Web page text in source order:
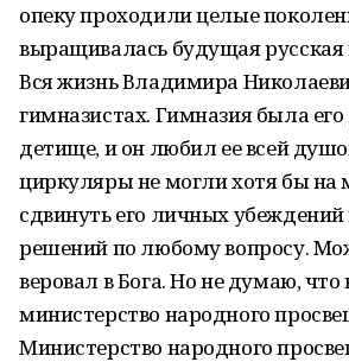
опеку проходили целые
выращивалась будущая русская
Вся жизнь Владимира
гимназистах. Гимназия была его
детище, и он любил ее всей
циркуляры не могли хотя бы
сдвинуть его личных убеждений
решений по любому вопросу.
веровал в Бога. Но не думаю, что
министерство народного
Министерство народного